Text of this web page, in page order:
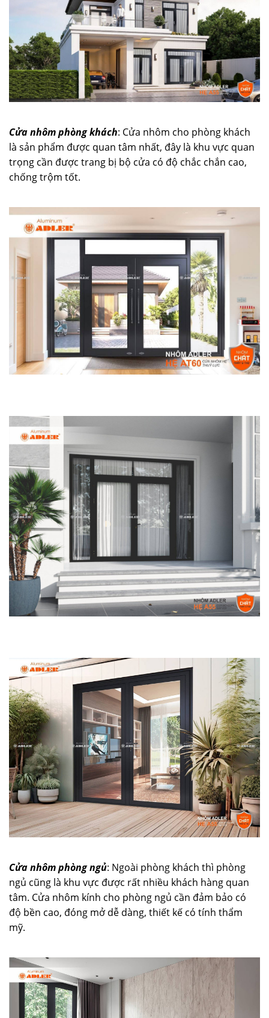
Cửa nhôm phòng khách: Cửa nhôm cho phòng khách
là sản phẩm được quan tâm nhất, đây là khu vực quan
trọng cần được trang bị bộ cửa có độ chắc chắn cao,
chống trộm tốt.
Cửa nhôm phòng ngủ: Ngoài phòng khách thì phòng
ngủ cũng là khu vực được rất nhiều khách hàng quan
tâm. Cửa nhôm kính cho phòng ngủ cần đảm bảo có
độ bền cao, đóng mở dễ dàng, thiết kế có tính thẩm
mỹ.